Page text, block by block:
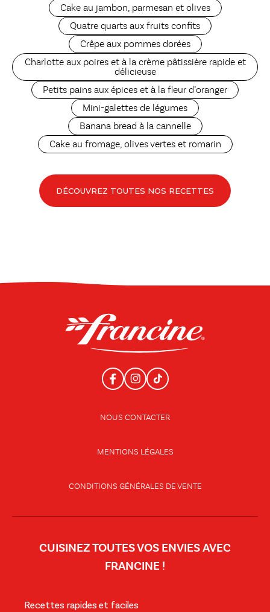
Cake au jambon, parmesan et olives
Quatre quarts aux fruits confits
Crêpe aux pommes dorées
Charlotte aux poires et à la crème pâtissière rapide et
délicieuse
Petits pains aux épices et à la fleur d’oranger
Mini-galettes de légumes
Banana bread à la cannelle
Cake au fromage, olives vertes et romarin
DÉCOUVREZ TOUTES NOS RECETTES
NOUS CONTACTER
MENTIONS LÉGALES
CONDITIONS GÉNÉRALES DE VENTE
CUISINEZ TOUTES VOS ENVIES AVEC
FRANCINE !
Recettes rapides et faciles